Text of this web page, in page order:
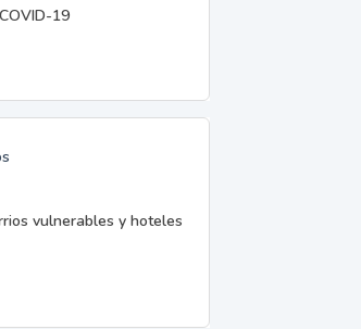
19
vulnerables y hoteles